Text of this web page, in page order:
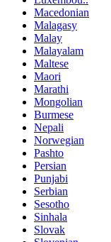
Macedonian
Malagasy
Malay
Malayalam
Maltese
Maori
Marathi
Mongolian
Burmese
Nepali
Norwegian
Pashto
Persian
Punjabi
Serbian
Sesotho
Sinhala
Slovak